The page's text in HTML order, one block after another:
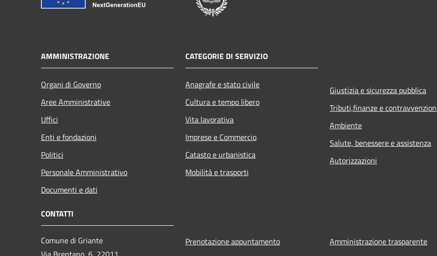
AMMINISTRAZIONE
Organi di Governo
Aree Amministrative
Uffici
Enti e fondazioni
Politici
Personale Amministrativo
Documenti e dati
CATEGORIE DI SERVIZIO
Anagrafe e stato civile
Cultura e tempo libero
Vita lavorativa
Imprese e Commercio
Catasto e urbanistica
Mobilità e trasporti
Giustizia e sicurezza pubblica
Tributi,finanze e
Ambiente
Salute, benessere e assistenza
Autorizzazioni
CONTATTI
Comune di Griante
Prenotazione appuntamento
Amministrazione trasparente